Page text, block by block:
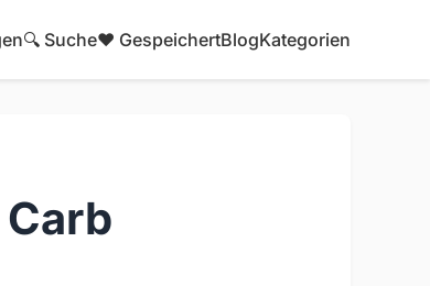
🔍 Suche❤️ GespeichertBlogKategorien